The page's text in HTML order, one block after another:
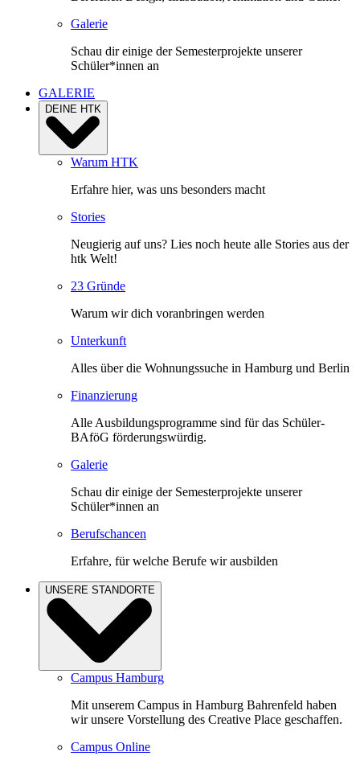
Galerie
Schau dir einige der Semesterprojekte unserer
Schüler*innen an
GALERIE
DEINE HTK
Warum HTK
Erfahre hier, was uns besonders macht
Stories
Neugierig auf uns? Lies noch heute alle Stories aus der
htk Welt!
23 Gründe
Warum wir dich voranbringen werden
Unterkunft
Alles über die Wohnungssuche in Hamburg und Berlin
Finanzierung
Alle Ausbildungsprogramme sind für das Schüler-
BAföG förderungswürdig.
Galerie
Schau dir einige der Semesterprojekte unserer
Schüler*innen an
Berufschancen
Erfahre, für welche Berufe wir ausbilden
UNSERE STANDORTE
Campus Hamburg
Mit unserem Campus in Hamburg Bahrenfeld haben
wir unsere Vorstellung des Creative Place geschaffen.
Campus Online